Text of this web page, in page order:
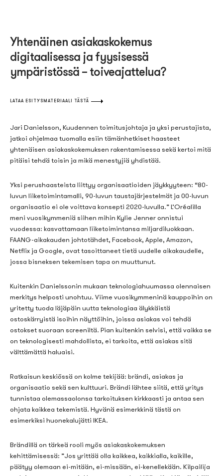
Yhtenäinen asiakaskokemus
digitaalisessa ja fyysisessä
ympäristössä – toiveajattelua?
LATAA ESITYSMATERIAALI TÄSTÄ
Jari Danielsson, Kuudennen toimitusjohtaja ja yksi perustajista,
jatkoi ohjelmaa tuomalla esiin tämänhetkiset haasteet
yhtenäisen asiakaskokemuksen rakentamisessa sekä kertoi mitä
pitäisi tehdä toisin ja mikä menestyjiä yhdistää.
Yksi perushaasteista liittyy organisaatioiden jäykkyyteen: “80-
luvun liiketoimintamalli, 90-luvun taustajärjestelmät ja 00-luvun
organisaatio ei ole voittava konsepti 2020-luvulla.”L’Oréalilla
meni vuosikymmeniä siihen mihin Kylie Jenner onnistui
vuodessa: kasvattamaan liiketoimintansa miljardiluokkaan.
FAANG-aikakauden johtotähdet, Facebook, Apple, Amazon,
Netflix ja Google, ovat tasoittaneet tietä uudelle aikakaudelle,
jossa bisneksen tekemisen tapa on muuttunut.
Kuitenkin Danielssonin mukaan teknologiahuumassa olennaisen
merkitys helposti unohtuu. Viime vuosikymmeninä kauppoihin on
yritetty tuoda läjäpäin uutta teknologiaa älykkäistä
ostoskärryistä isoihin näyttöihin, joissa asiakas voi tehdä
ostokset suoraan screeniltä. Pian kuitenkin selvisi, että vaikka se
on teknologisesti mahdollista, ei tarkoita, että asiakas sitä
välttämättä haluaisi.
Ratkaisun keskiössä on kolme tekijää: brändi, asiakas ja
organisaatio sekä sen kulttuuri. Brändi lähtee siitä, että yritys
tunnistaa olemassaolonsa tarkoituksen kirkkaasti ja antaa sen
ohjata kaikkea tekemistä. Hyvänä esimerkkinä tästä on
esimerkiksi huonekalujätti IKEA.
Brändillä on tärkeä rooli myös asiakaskokemuksen
kehittämisessä: ”Jos yrittää olla kaikkea, kaikkialla, kaikille,
päätyy olemaan ei-mitään, ei-missään, ei-kenellekään. Kilpailija